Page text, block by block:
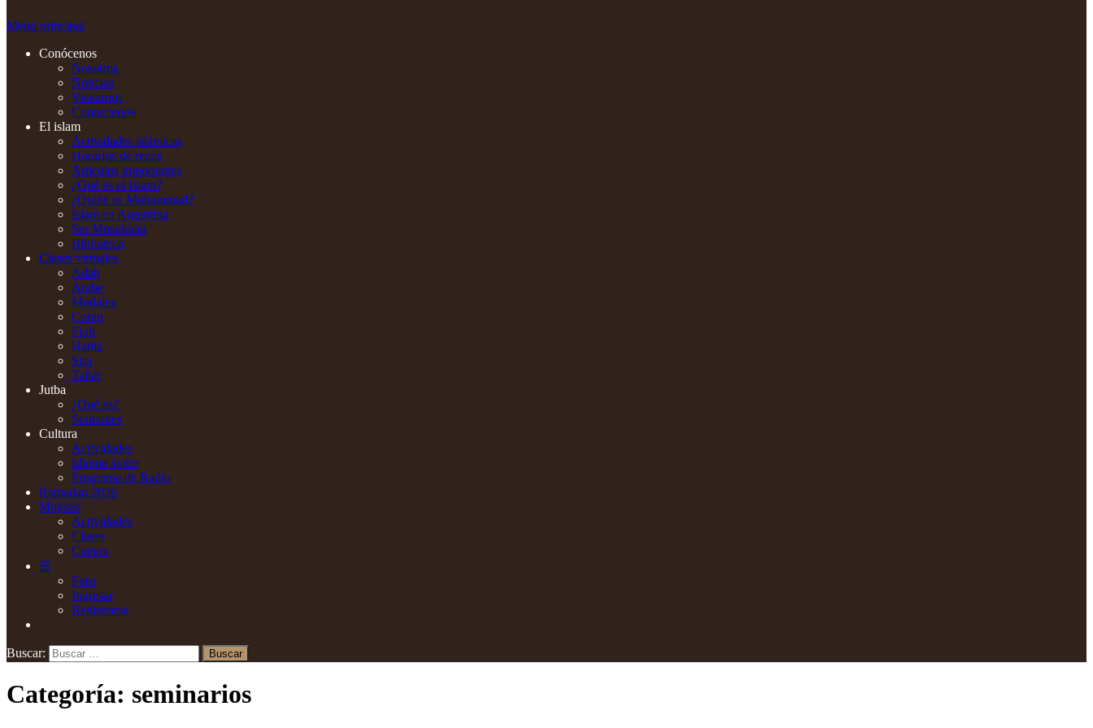
Menú principal
Conócenos
Nosotros
Noticias
Visitarnos
Contactenos
El islam
Actividades islámicas
Horarios de rezos
Artículos importantes
¿Qué es el Islam?
¿Quién es Muhammad?
Islam en Argentina
Ser Musulmán
Biblioteca
Clases virtuales
Adab
Arabe
Modales
Coran
Fiqh
Hadiz
Sira
Tafsir
Jutba
¿Qué es?
Sermones
Cultura
Actividades
Idioma árabe
Programa de Radio
Ramadan 2026
Mujeres
Actividades
Clases
Cursos
☰
Foro
Ingresar
Registrarse
Buscar:
Categoría: seminarios